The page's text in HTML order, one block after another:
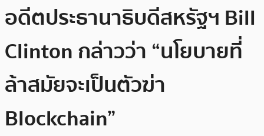
อดีตประธานาธิบดีสหรัฐฯ Bill
Clinton กล่าวว่า “นโยบายที่
ล้าสมัยจะเป็นตัวฆ่า
Blockchain”